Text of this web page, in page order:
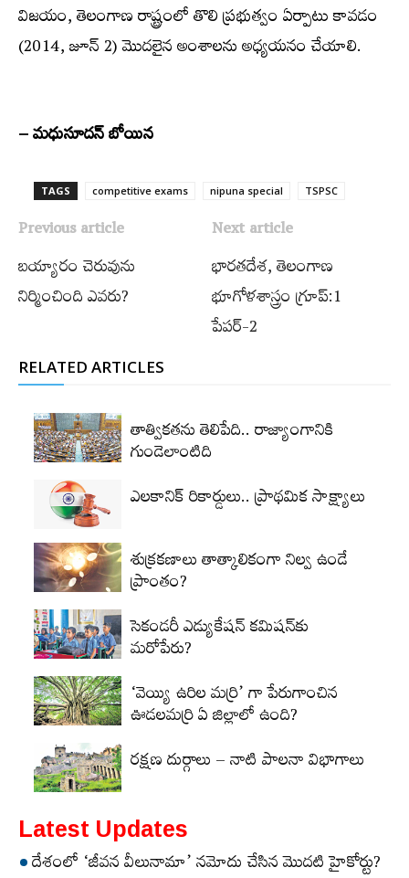
విజయం, తెలంగాణ రాష్ట్రంలో తొలి ప్రభుత్వం ఏర్పాటు కావడం
(2014, జూన్‌ 2) మొదలైన అంశాలను అధ్యయనం చేయాలి.
– మధుసూదన్‌ బోయిన
TAGS competitive exams nipuna special TSPSC
Previous article
బయ్యారం చెరువును
నిర్మించింది ఎవరు?
Next article
భారతదేశ, తెలంగాణ
భూగోళశాస్త్రం గ్రూప్‌:1
పేపర్‌-2
RELATED ARTICLES
తాత్వికతను తెలిపేది.. రాజ్యాంగానికి
గుండెలాంటిది
ఎలకానిక్‌ రికార్డులు.. ప్రాథమిక సాక్ష్యాలు
శుక్రకణాలు తాత్కాలికంగా నిల్వ ఉండే
ప్రాంతం?
సెకండరీ ఎడ్యుకేషన్‌ కమిషన్‌కు
మరోపేరు?
‘వెయ్యి ఉరిల మర్రి’ గా పేరుగాంచిన
ఊడలమర్రి ఏ జిల్లాలో ఉంది?
రక్షణ దుర్గాలు – నాటి పాలనా విభాగాలు
Latest Updates
దేశంలో ‘జీవన వీలునామా’ నమోదు చేసిన మొదటి హైకోర్టు?